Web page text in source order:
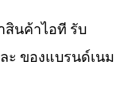
สินค้าไอที รับ
ะ ของแบรนด์เนม